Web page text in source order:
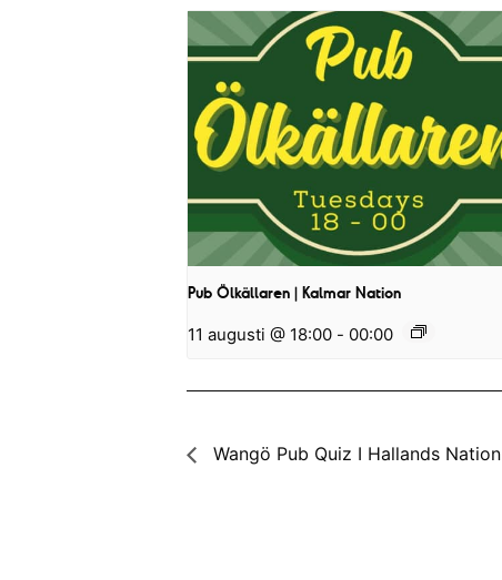
Pub Ölkällaren | Kalmar Nation
11 augusti @ 18:00 - 00:00
Wangö Pub Quiz I Hallands Nation